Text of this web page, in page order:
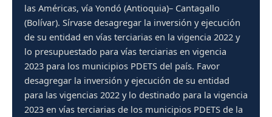
las Américas, vía Yondó (Antioquia)– Cantagallo
(Bolívar). Sírvase desagregar la inversión y ejecución
de su entidad en vías terciarias en la vigencia 2022 y
lo presupuestado para vías terciarias en vigencia
2023 para los municipios PDETS del país. Favor
desagregar la inversión y ejecución de su entidad
para las vigencias 2022 y lo destinado para la vigencia
2023 en vías terciarias de los municipios PDETS de la